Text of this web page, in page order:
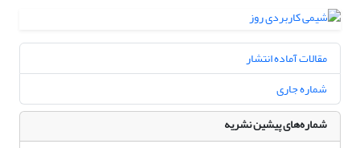
مقالات آماده انتشار
شماره جاری
شماره‌های پیشین نشریه